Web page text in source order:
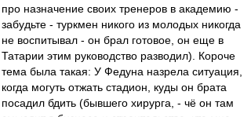
про назначение своих тренеров в академию -
забудьте - туркмен никого из молодых никогда
не воспитывал - он брал готовое, он еще в
Татарии этим руководство разводил). Короче
тема была такая: У Федуна назрела ситуация,
когда могуть отжать стадион, куды он брата
посадил бдить (бывшего хирурга, - чё он там